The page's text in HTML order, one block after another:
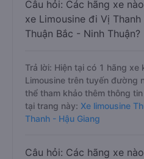
Câu hỏi: Các hãng xe
xe Limousine đi Vị
Thuận Bắc - Ninh Thuận?
Trả lời: Hiện tại có 1 hãng xe
Limousine trên tuyến đường
thể tham khảo thêm thông
tại trang này: Xe limousine
Thanh - Hậu Giang
Câu hỏi: Các hãng xe